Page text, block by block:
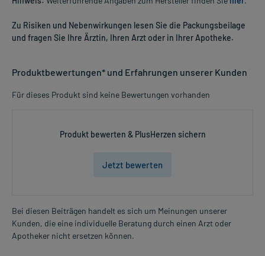
Zu Risiken und Nebenwirkungen lesen Sie die Packungsbeilage
und fragen Sie Ihre Ärztin, Ihren Arzt oder in Ihrer Apotheke.
Produktbewertungen* und Erfahrungen unserer Kunden
Für dieses Produkt sind keine Bewertungen vorhanden
Produkt bewerten & PlusHerzen sichern
Jetzt bewerten
Bei diesen Beiträgen handelt es sich um Meinungen unserer
Kunden, die eine individuelle Beratung durch einen Arzt oder
Apotheker nicht ersetzen können.